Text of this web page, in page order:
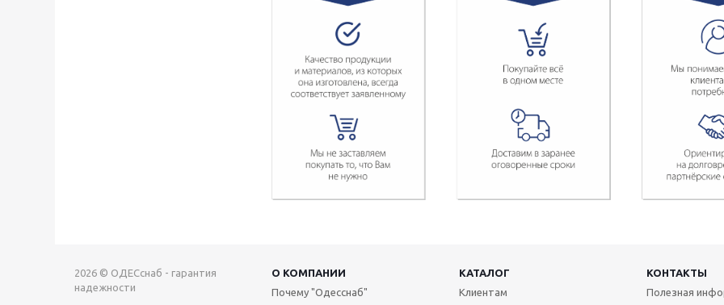
2026 © ОДЕСснаб - гарантия
надежности
О КОМПАНИИ КАТАЛОГ
КОНТАКТЫ
Почему "Одесснаб"
Клиентам
Полезная